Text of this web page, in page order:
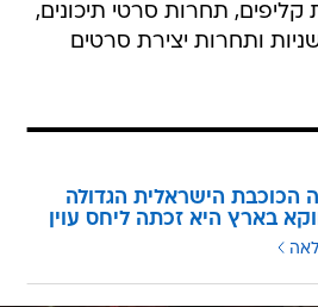
קליפים, תחרות סרטי תיכונים,
סרטים בני 7 שניות ותחרות יצירת סרטים
הכוכבת הישראלית הגדולה
בארץ היא זכתה ליחס עוין